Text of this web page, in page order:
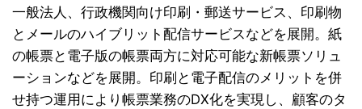
一般法人、行政機関向け印刷・郵送サービス、印刷物
とメールのハイブリット配信サービスなどを展開。紙
の帳票と電子版の帳票両方に対応可能な新帳票ソリュ
ーションなどを展開。印刷と電子配信のメリットを併
せ持つ運用により帳票業務のDX化を実現し、顧客のタ